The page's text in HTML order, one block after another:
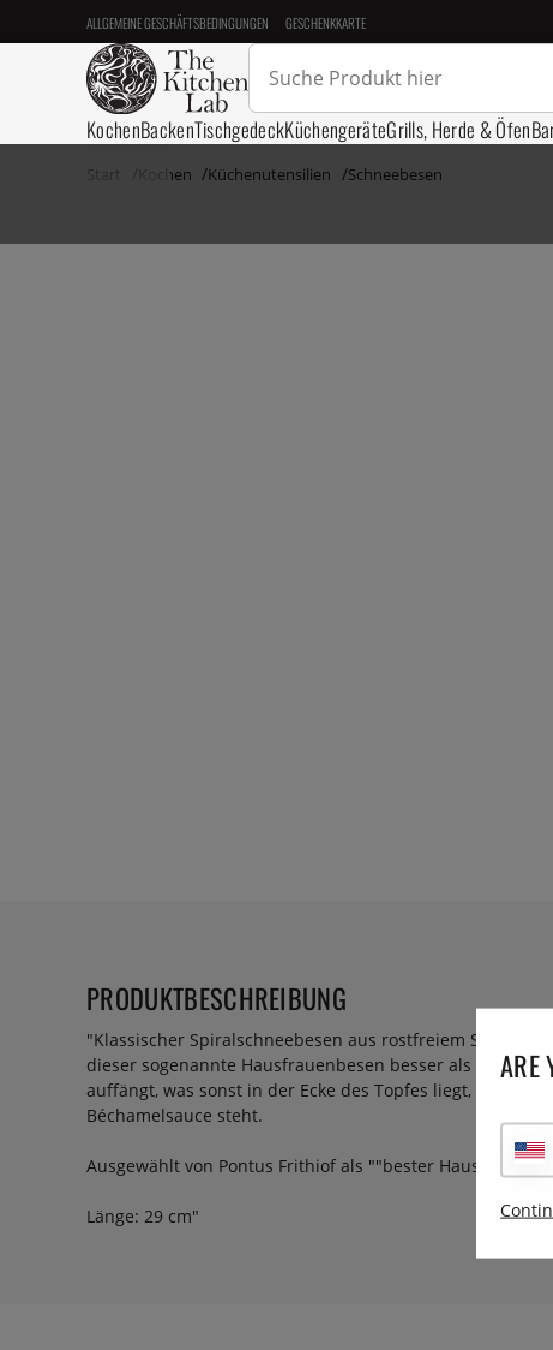
ALLGEMEINE GESCHÄFTSBEDINGUNGEN GESCHENKKARTE
KochenBackenTischgedeckKüchengeräteGrills, Herde & Öfen
Start Kochen Küchenutensilien Schneebesen
PRODUKTBESCHREIBUNG
"Klassischer Spiralschneebesen aus rostfreiem Stahl 18/
dieser sogenannte Hausfrauenbesen besser als ein
auffängt, was sonst in der Ecke des Topfes liegt, z.B.
Béchamelsauce steht.
Ausgewählt von Pontus Frithiof als ""bester
Länge: 29 cm"
ARE